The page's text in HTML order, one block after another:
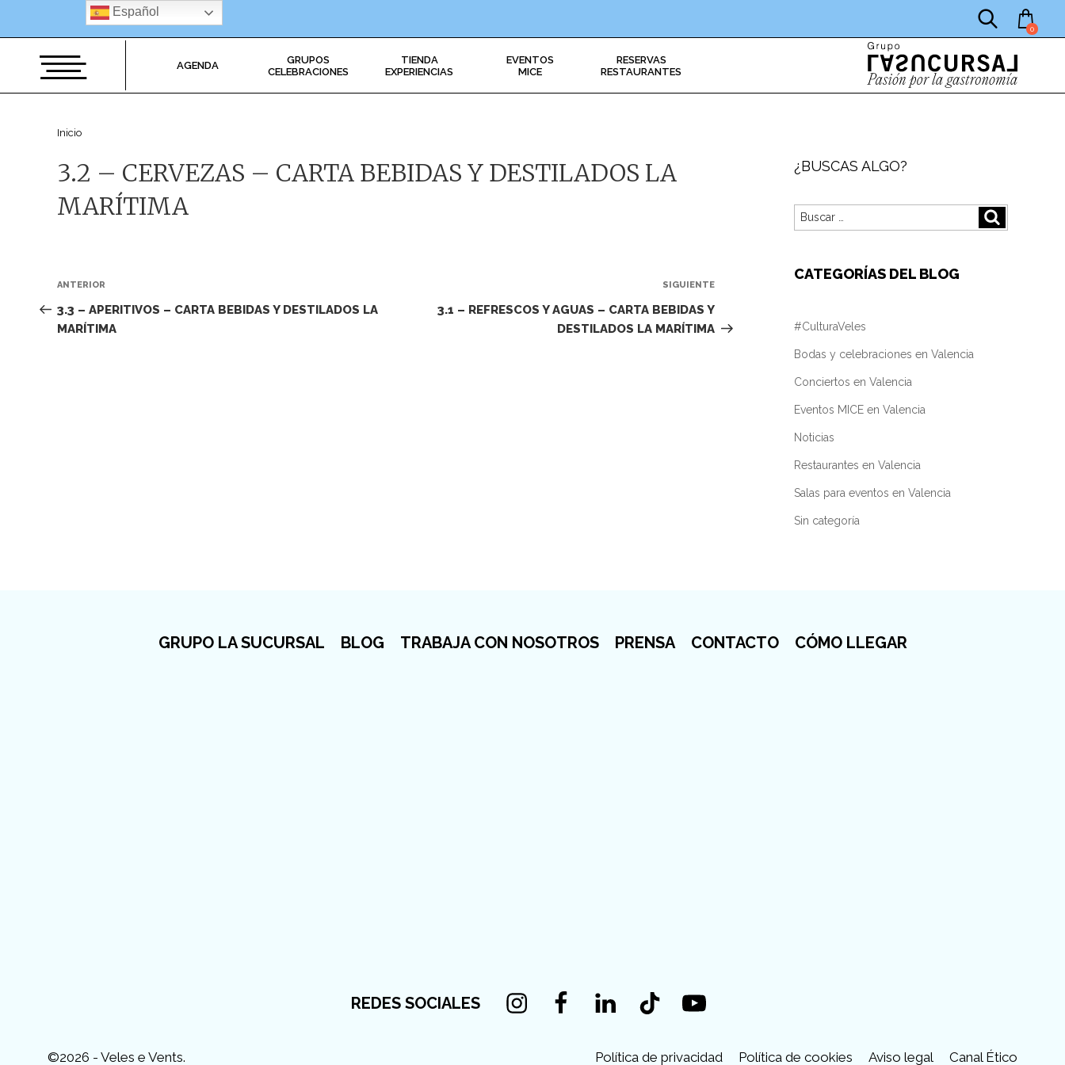
0
AGENDA
GRUPOS
CELEBRACIONES
TIENDA
EXPERIENCIAS
EVENTOS
MICE
RESERVAS
RESTAURANTES
Inicio
3.2 – CERVEZAS – CARTA BEBIDAS Y DESTILADOS LA
MARÍTIMA
Navegación
de
entradas
Entrada
anterior:
ANTERIOR
3.3 – APERITIVOS – CARTA BEBIDAS Y DESTILADOS LA
MARÍTIMA
Siguiente
entrada
SIGUIENTE
3.1 – REFRESCOS Y AGUAS – CARTA BEBIDAS Y
DESTILADOS LA MARÍTIMA
¿BUSCAS ALGO?
Buscar
por:
CATEGORÍAS DEL BLOG
#CulturaVeles
Bodas y celebraciones en Valencia
Conciertos en Valencia
Eventos MICE en Valencia
Noticias
Restaurantes en Valencia
Salas para eventos en Valencia
Sin categoría
GRUPO LA SUCURSAL BLOG TRABAJA CON NOSOTROS PRENSA CONTACTO CÓMO LLEGAR
REDES SOCIALES
InstagramFacebookLinkedin Tiktok Youtube
©2026 - Veles e Vents. Política de privacidad Política de cookies Aviso legal Canal Ético
Español